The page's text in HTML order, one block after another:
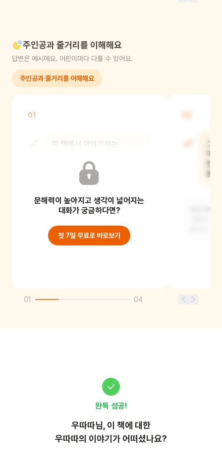
주인공과 줄거리를 이해해요
답변은 예시에요. 어린이마다 다를 수 있어요.
주인공과 줄거리를 이해해요
01
이 책에서 이야기하는
어떤 곳인가요?
아주 많은 바다 동물들이 함께 살고,
수천 개의 산호와 섬으로 이루어진
문해력이 높아지고 생각이 넓어지는
대화가 궁금하다면?
첫 7일 무료로 바로보기
그
어
했
볼
바다거북,
01 04
완독 성공!
우따따님, 이 책에 대한
우따따의 이야기가 어떠셨나요?